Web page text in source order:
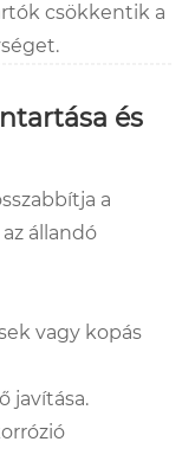
csökkentik a
és
a
állandó
vagy kopás
javítása.